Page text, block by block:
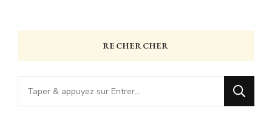
RECHERCHER
Vous
recherchiez